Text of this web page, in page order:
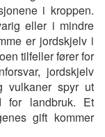
i kroppen.
eller i mindre
er jordskjelv i
tilfeller fører for
jordskjelv
vulkaner spyr ut
for landbruk. Et
gift kommer